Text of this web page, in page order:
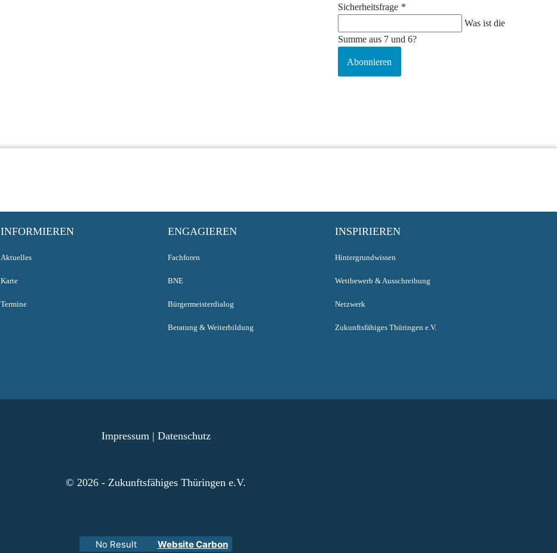
Sicherheitsfrage *
Was ist die
Summe aus 7 und 6?
Abonnieren
INFORMIEREN
Aktuelles
Karte
Termine
ENGAGIEREN
Fachforen
BNE
Bürgermeisterdialog
Beratung & Weiterbildung
INSPIRIEREN
Hintergrundwissen
Wettbewerb & Ausschreibung
Netzwerk
Zukunftsfähiges Thüringen e.V.
Impressum| Datenschutz
© 2026 - Zukunftsfähiges Thüringen e.V.
No Result Website Carbon